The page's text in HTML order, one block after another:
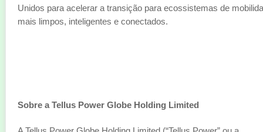
Unidos para acelerar a transição para ecossistemas de
mais limpos, inteligentes e conectados.
Sobre a Tellus Power Globe Holding Limited